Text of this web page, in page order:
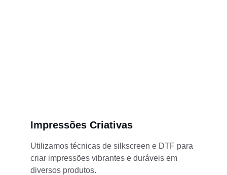
Impressões Criativas
Utilizamos técnicas de silkscreen e DTF para
criar impressões vibrantes e duráveis em
diversos produtos.